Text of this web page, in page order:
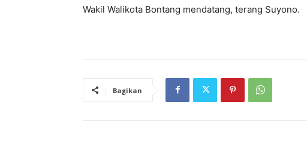
Wakil Walikota Bontang mendatang, terang Suyono.
Bagikan